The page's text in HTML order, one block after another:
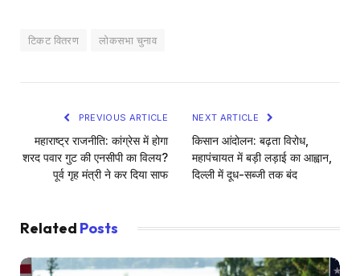
टिकट वितरण लोकसभा चुनाव
PREVIOUS ARTICLE
महाराष्ट्र राजनीति: कांग्रेस में होगा
शरद पवार गुट की एनसीपी का विलय?
पूर्व गृह मंत्री ने कर दिया साफ
NEXT ARTICLE
किसान आंदोलन: बढ़ता विरोध,
महापंचायत में बड़ी लड़ाई का आह्वान,
दिल्ली में दूध-सब्जी तक बंद
Related Posts